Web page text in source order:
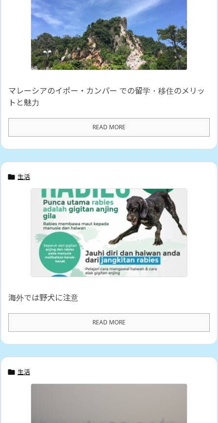
マレーシアのイポー・カンパー での留学・移住のメリッ
トと魅力
READ MORE
 生活
海外では野犬に注意
READ MORE
 生活